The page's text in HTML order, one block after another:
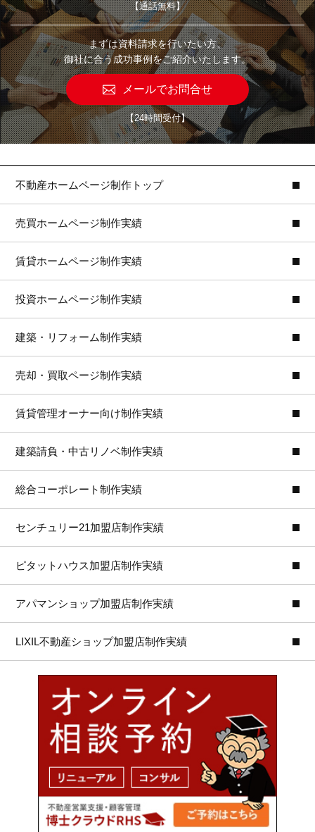
【通話無料】
まずは資料請求を行いたい方、
御社に合う成功事例をご紹介いたします。
メールでお問合せ
【24時間受付】
不動産ホームページ制作トップ
売買ホームページ制作実績
賃貸ホームページ制作実績
投資ホームページ制作実績
建築・リフォーム制作実績
売却・買取ページ制作実績
賃貸管理オーナー向け制作実績
建築請負・中古リノベ制作実績
総合コーポレート制作実績
センチュリー21加盟店制作実績
ピタットハウス加盟店制作実績
アパマンショップ加盟店制作実績
LIXIL不動産ショップ加盟店制作実績